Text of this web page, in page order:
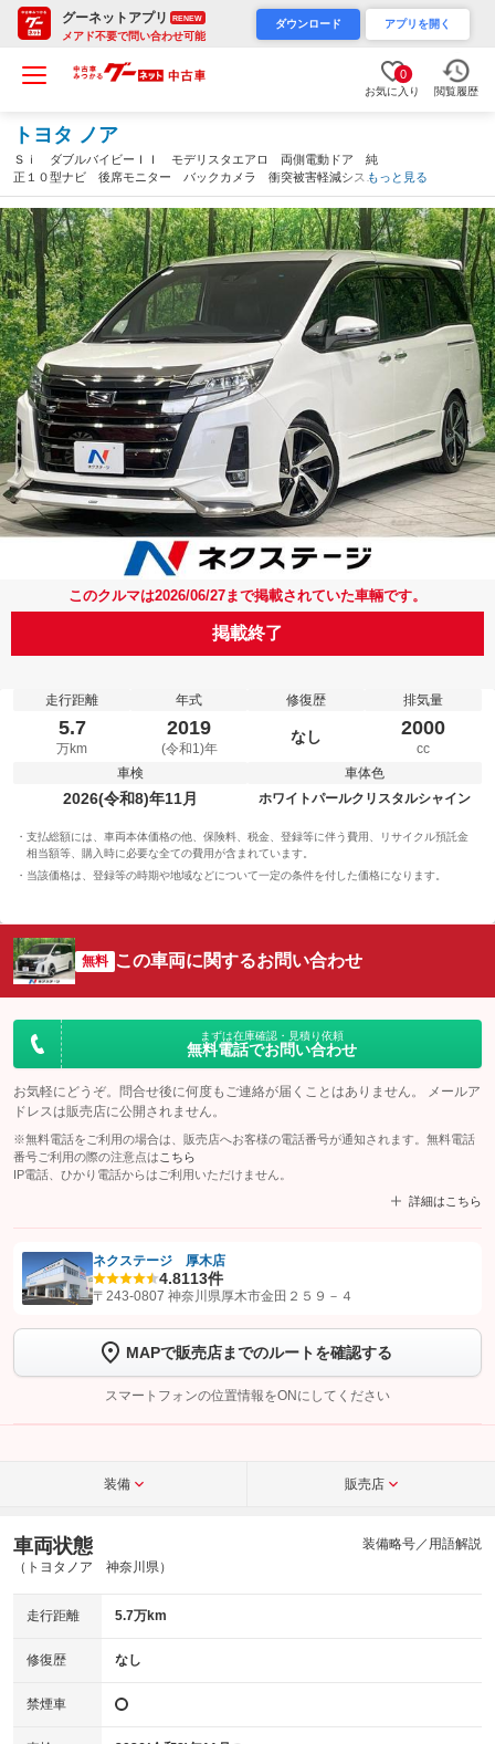
グーネットアプリ RENEW
メアド不要で問い合わせ可能
ダウンロード アプリを開く
0
お気に入り 閲覧履歴
トヨタ ノア
Ｓｉ ダブルバイビーＩＩ モデリスタエアロ 両側電動ドア 純
正１０型ナビ 後席モニター バックカメラ 衝突被害軽減システ
ム 禁煙車 ハーフレザーシート 前席シートヒーター ＬＥＤヘ
ッドランプ オートハイビーム ＥＴＣ２．０（神奈川県）
もっと見る
このクルマは2026/06/27まで掲載されていた車輛です。
掲載終了
走行距離
5.7
万km
年式
2019
(令和1)年
修復歴
なし
排気量
2000
cc
車検
2026(令和8)年11月
車体色
ホワイトパールクリスタルシャイン
支払総額には、車両本体価格の他、保険料、税金、登録等に伴う費用、リサイクル預託金
相当額等、購入時に必要な全ての費用が含まれています。
当該価格は、登録等の時期や地域などについて一定の条件を付した価格になります。
無料 この車両に関するお問い合わせ
まずは在庫確認・見積り依頼
無料電話でお問い合わせ
お気軽にどうぞ。問合せ後に何度もご連絡が届くことはありません。 メールア
ドレスは販売店に公開されません。
※無料電話をご利用の場合は、販売店へお客様の電話番号が通知されます。無料電話
番号ご利用の際の注意点は こちら
IP電話、ひかり電話からはご利用いただけません。
詳細はこちら
【STEP1】 認証画面でグーネットを友だち追加してから「許可する」ボタンを押
トーク画面で
ボタンをタップして問い合わせを
完了してください。
こちら
ネクステージ 厚木店
4.8113件
〒243-0807 神奈川県厚木市金田２５９－４
MAPで販売店までのルートを確認する
スマートフォンの位置情報をONにしてください
装備 販売店
車両状態
（トヨタノア 神奈川県）
装備略号／用語解説
走行距離 5.7万km
修復歴 なし
禁煙車